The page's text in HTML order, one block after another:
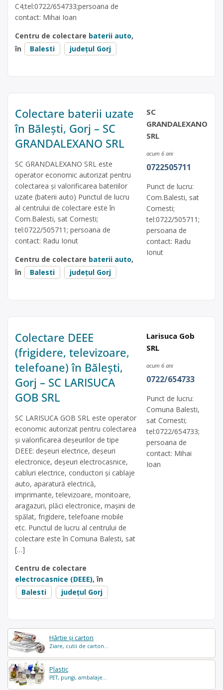
Hârtie și carton
Ziare, cutii de carton...
Plastic
PET, pungi, ambalaje...
C4;tel:0722/654733;persoana de
contact: Mihai Ioan
Centru de colectare baterii auto,
în
Balesti județul Gorj
Colectare baterii uzate
în Bălești, Gorj – SC
GRANDALEXANO SRL
SC GRANDALEXANO SRL este
operator economic autorizat pentru
colectarea și valorificarea bateriilor
uzate (baterii auto) Punctul de lucru
al centrului de colectare este în
Com.Balesti, sat Cornesti;
tel:0722/505711; persoana de
contact: Radu Ionut
Centru de colectare baterii auto,
în
Balesti județul Gorj
SC
GRANDALEXANO
SRL
acum 6 ani
0722505711
Punct de lucru:
Com.Balesti, sat
Cornesti;
tel:0722/505711;
persoana de
contact: Radu
Ionut
Colectare DEEE
(frigidere, televizoare,
telefoane) în Bălești,
Gorj – SC LARISUCA
GOB SRL
SC LARISUCA GOB SRL este operator
economic autorizat pentru colectarea
și valorificarea deșeurilor de tipe
DEEE: deșeuri electrice, deșeuri
electronice, deșeuri electrocasnice,
cabluri electrice, conductori și cablaje
auto, aparatură electrică,
imprimante, televizoare, monitoare,
aragazuri, plăci electronice, mașini de
spălat, frigidere, telefoane mobile
etc. Punctul de lucru al centrului de
colectare este în Comuna Balesti, sat
[…]
Centru de colectare
electrocasnice (DEEE), în
Balesti
județul Gorj
Larisuca Gob
SRL
acum 6 ani
0722/654733
Punct de lucru:
Comuna Balesti,
sat Cornesti;
tel:0722/654733;
persoana de
contact: Mihai
Ioan